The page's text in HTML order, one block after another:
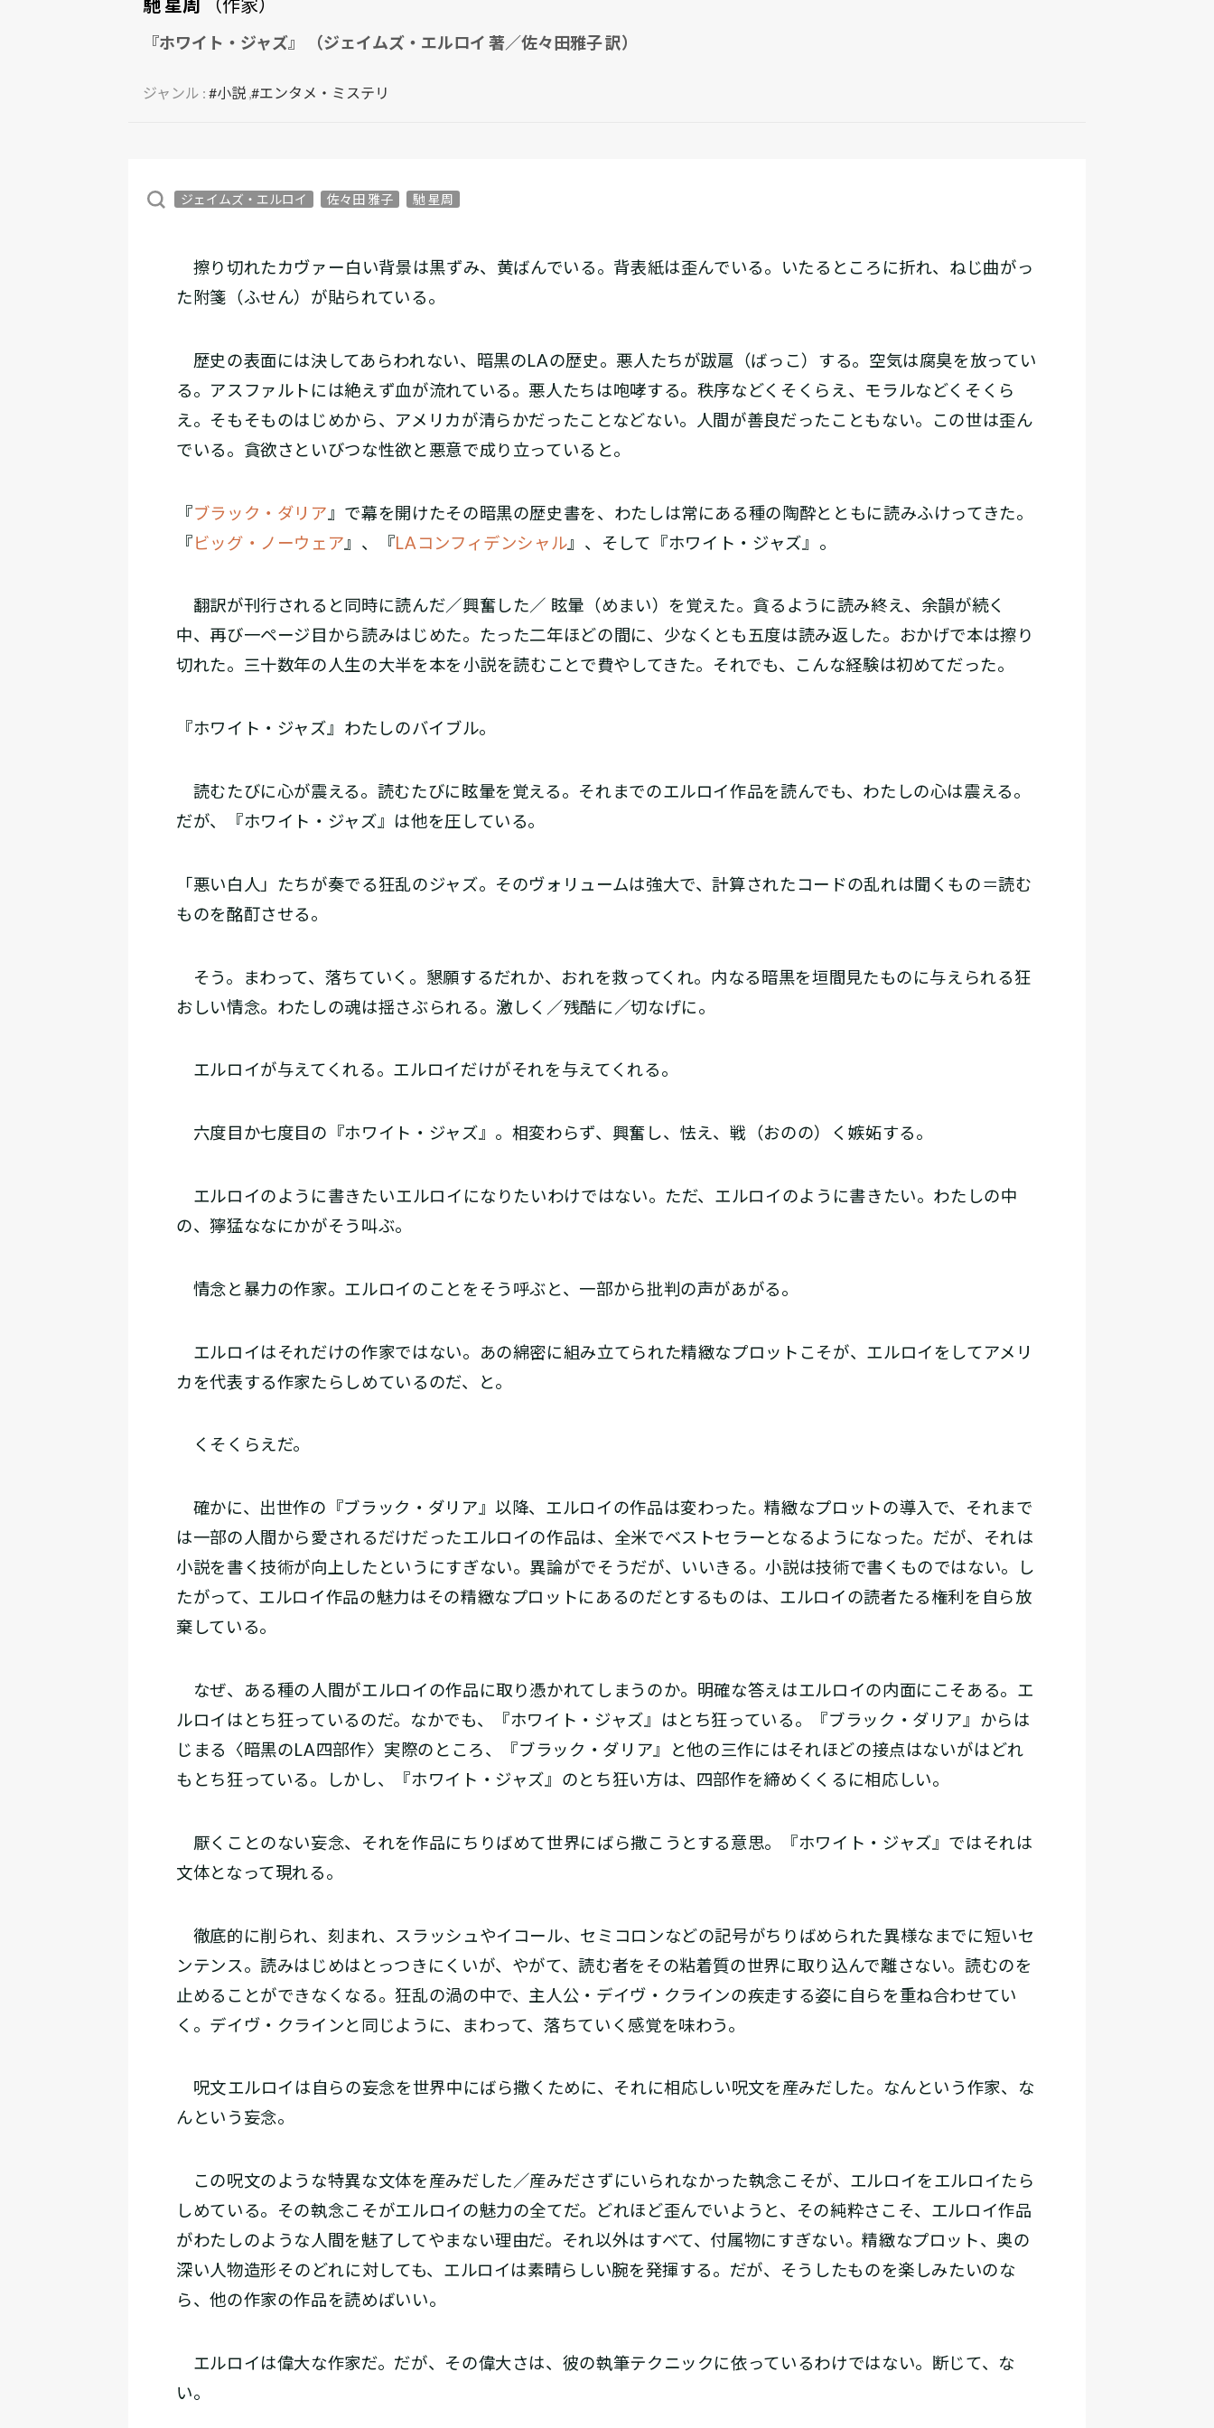
馳 星周 （作家）
『ホワイト・ジャズ』 （ジェイムズ・エルロイ 著／佐々田雅子 訳）
ジャンル : #小説,#エンタメ・ミステリ
ジェイムズ・エルロイ 佐々田 雅子 馳 星周
擦り切れたカヴァー――白い背景は黒ずみ、黄ばんでいる。背表紙は歪んでいる。いたるところに折れ、ねじ曲がっ
た附箋（ふせん）が貼られている。
歴史の表面には決してあらわれない、暗黒のLAの歴史。悪人たちが跋扈（ばっこ）する。空気は腐臭を放ってい
る。アスファルトには絶えず血が流れている。悪人たちは咆哮する。秩序などくそくらえ、モラルなどくそくら
え。そもそものはじめから、アメリカが清らかだったことなどない。人間が善良だったこともない。この世は歪ん
でいる。貪欲さといびつな性欲と悪意で成り立っている――と。
『ブラック・ダリア 』で幕を開けたその暗黒の歴史書を、わたしは常にある種の陶酔とともに読みふけってきた。
『ビッグ・ノーウェア 』、『LAコンフィデンシャル』、そして――『ホワイト・ジャズ』。
翻訳が刊行されると同時に読んだ／興奮した／ 眩暈（めまい）を覚えた。貪るように読み終え、余韻が続く
中、再び一ページ目から読みはじめた。たった二年ほどの間に、少なくとも五度は読み返した。おかげで本は擦り
切れた。三十数年の人生の大半を本を――小説を読むことで費やしてきた。それでも、こんな経験は初めてだった。
『ホワイト・ジャズ』――わたしのバイブル。
読むたびに心が震える。読むたびに眩暈を覚える。それまでのエルロイ作品を読んでも、わたしの心は震える。
だが、『ホワイト・ジャズ』は他を圧している。
「悪い白人」たちが奏でる狂乱のジャズ。そのヴォリュームは強大で、計算されたコードの乱れは聞くもの＝読む
ものを酩酊させる。
そう。まわって、落ちていく。懇願する――だれか、おれを救ってくれ。内なる暗黒を垣間見たものに与えられる狂
おしい情念。わたしの魂は揺さぶられる。激しく／残酷に／切なげに。
エルロイが与えてくれる。エルロイだけがそれを与えてくれる。
六度目か七度目の『ホワイト・ジャズ』。相変わらず、興奮し、怯え、戦（おのの）く――嫉妬する。
エルロイのように書きたい――エルロイになりたいわけではない。ただ、エルロイのように書きたい。わたしの中
の、獰猛ななにかがそう叫ぶ。
情念と暴力の作家。エルロイのことをそう呼ぶと、一部から批判の声があがる。
エルロイはそれだけの作家ではない。あの綿密に組み立てられた精緻なプロットこそが、エルロイをしてアメリ
カを代表する作家たらしめているのだ、と。
くそくらえだ。
確かに、出世作の『ブラック・ダリア』以降、エルロイの作品は変わった。精緻なプロットの導入で、それまで
は一部の人間から愛されるだけだったエルロイの作品は、全米でベストセラーとなるようになった。だが、それは
小説を書く技術が向上したというにすぎない。異論がでそうだが、いいきる。小説は技術で書くものではない。し
たがって、エルロイ作品の魅力はその精緻なプロットにあるのだとするものは、エルロイの読者たる権利を自ら放
棄している。
なぜ、ある種の人間がエルロイの作品に取り憑かれてしまうのか。明確な答えはエルロイの内面にこそある。エ
ルロイはとち狂っているのだ。なかでも、『ホワイト・ジャズ』はとち狂っている。『ブラック・ダリア』からは
じまる〈暗黒のLA四部作〉――実際のところ、『ブラック・ダリア』と他の三作にはそれほどの接点はないが――はどれ
もとち狂っている。しかし、『ホワイト・ジャズ』のとち狂い方は、四部作を締めくくるに相応しい。
厭くことのない妄念、それを作品にちりばめて世界にばら撒こうとする意思。『ホワイト・ジャズ』ではそれは
文体となって現れる。
徹底的に削られ、刻まれ、スラッシュやイコール、セミコロンなどの記号がちりばめられた異様なまでに短いセ
ンテンス。読みはじめはとっつきにくいが、やがて、読む者をその粘着質の世界に取り込んで離さない。読むのを
止めることができなくなる。狂乱の渦の中で、主人公・デイヴ・クラインの疾走する姿に自らを重ね合わせてい
く。デイヴ・クラインと同じように、まわって、落ちていく感覚を味わう。
呪文――エルロイは自らの妄念を世界中にばら撒くために、それに相応しい呪文を産みだした。なんという作家、な
んという妄念。
この呪文のような特異な文体を産みだした／産みださずにいられなかった執念こそが、エルロイをエルロイたら
しめている。その執念こそがエルロイの魅力の全てだ。どれほど歪んでいようと、その純粋さこそ、エルロイ作品
がわたしのような人間を魅了してやまない理由だ。それ以外はすべて、付属物にすぎない。精緻なプロット、奥の
深い人物造形――そのどれに対しても、エルロイは素晴らしい腕を発揮する。だが、そうしたものを楽しみたいのな
ら、他の作家の作品を読めばいい。
エルロイは偉大な作家だ。だが、その偉大さは、彼の執筆テクニックに依っているわけではない。断じて、な
い。